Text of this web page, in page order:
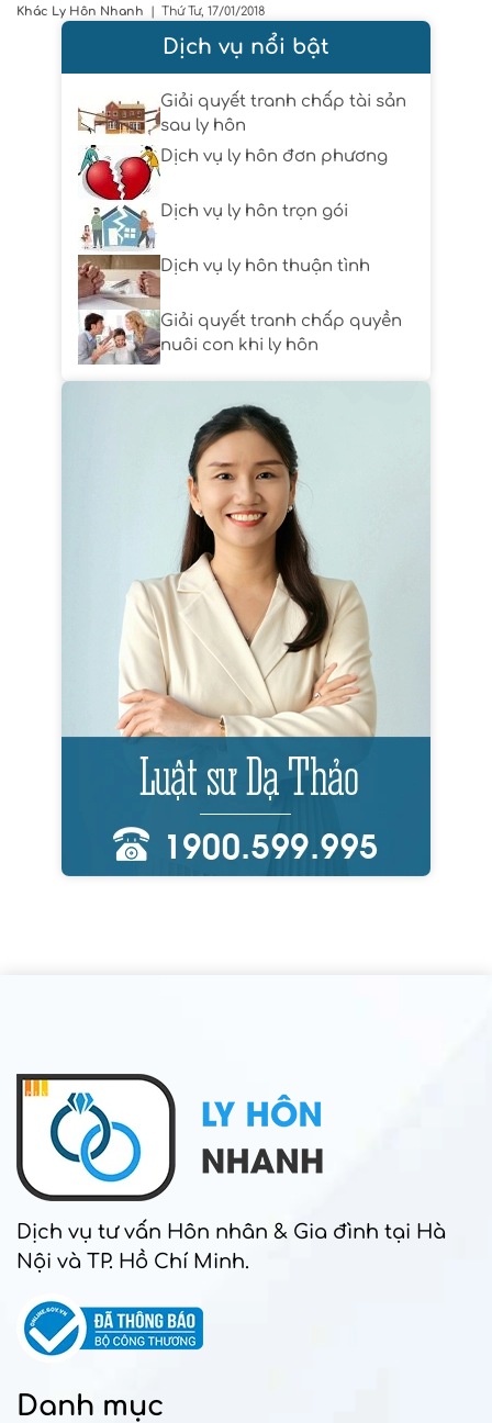
Khác Ly Hôn Nhanh | Thứ Tư, 17/01/2018
Dịch vụ nổi bật
Giải quyết tranh chấp tài sản
sau ly hôn
Dịch vụ ly hôn đơn phương
Dịch vụ ly hôn trọn gói
Dịch vụ ly hôn thuận tình
Giải quyết tranh chấp quyền
nuôi con khi ly hôn
Dịch vụ tư vấn Hôn nhân & Gia đình tại Hà
Nội và TP. Hồ Chí Minh.
Danh mục